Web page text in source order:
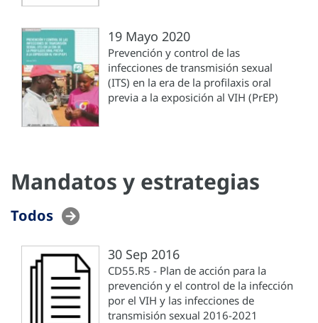
19 Mayo 2020
Prevención y control de las
infecciones de transmisión sexual
(ITS) en la era de la profilaxis oral
previa a la exposición al VIH (PrEP)
Mandatos y estrategias
Todos
30 Sep 2016
CD55.R5 - Plan de acción para la
prevención y el control de la infección
por el VIH y las infecciones de
transmisión sexual 2016-2021